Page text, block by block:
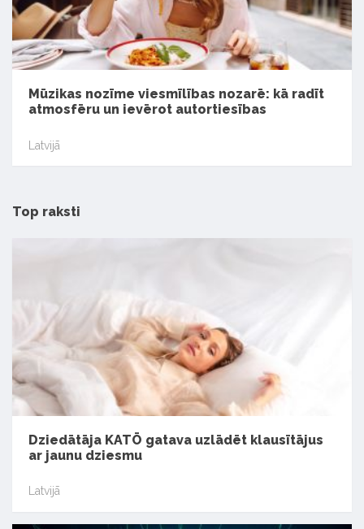
Mūzikas nozīme viesmīlības nozarē: kā radīt
atmosfēru un ievērot autortiesības
Latvijā
Top raksti
Dziedātāja KATŌ gatava uzlādēt klausītājus
ar jaunu dziesmu
Latvijā